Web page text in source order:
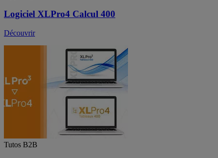
Logiciel XLPro4 Calcul 400
Découvrir
Tutos B2B